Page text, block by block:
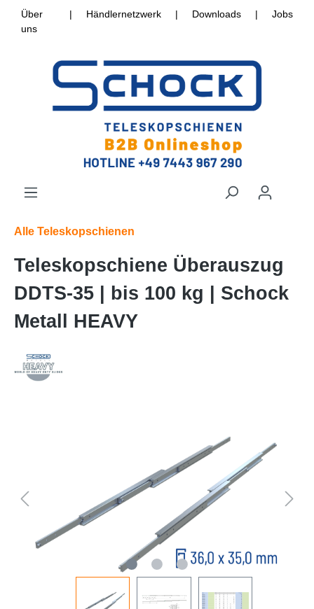
Über
uns
| Händlernetzwerk | Downloads | Jobs
Alle Teleskopschienen
Teleskopschiene Überauszug
DDTS-35 | bis 100 kg | Schock
Metall HEAVY